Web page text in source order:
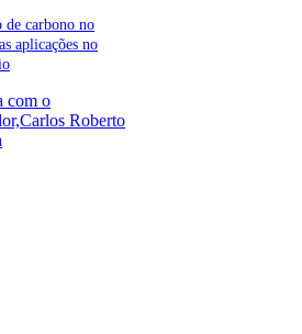
de carbono no
aplicações no
com o
Roberto